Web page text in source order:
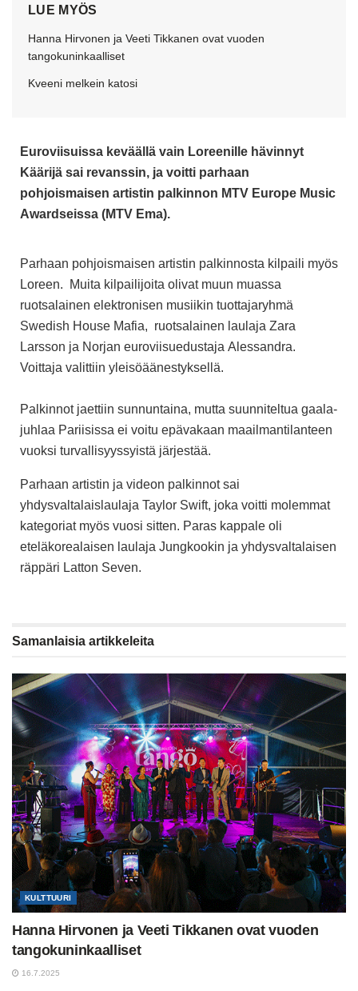
LUE MYÖS
Hanna Hirvonen ja Veeti Tikkanen ovat vuoden
tangokuninkaalliset
Kveeni melkein katosi
Euroviisuissa keväällä vain Loreenille hävinnyt
Käärijä sai revanssin, ja voitti parhaan
pohjoismaisen artistin palkinnon MTV Europe Music
Awardseissa (MTV Ema).
Parhaan pohjoismaisen artistin palkinnosta kilpaili myös
Loreen.
Muita kilpailijoita olivat muun muassa
ruotsalainen elektronisen musiikin tuottajaryhmä
Swedish House Mafia, ruotsalainen laulaja Zara
Larsson ja Norjan euroviisuedustaja Alessandra.
Voittaja valittiin yleisöäänestyksellä.
Palkinnot jaettiin sunnuntaina, mutta suunniteltua gaala-
juhlaa Pariisissa ei voitu epävakaan maailmantilanteen
vuoksi turvallisyyssyistä järjestää.
Parhaan artistin ja videon palkinnot sai
yhdysvaltalaislaulaja Taylor Swift, joka voitti molemmat
kategoriat myös vuosi sitten. Paras kappale oli
eteläkorealaisen laulaja Jungkookin ja yhdysvaltalaisen
räppäri Latton Seven.
Samanlaisia artikkeleita
KULTTUURI
Hanna Hirvonen ja Veeti Tikkanen ovat vuoden
tangokuninkaalliset
16.7.2025